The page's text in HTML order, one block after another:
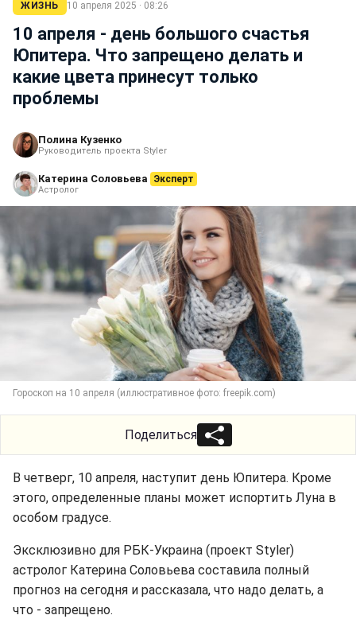
ЖИЗНЬ 10 апреля 2025 · 08:26
10 апреля - день большого счастья
Юпитера. Что запрещено делать и
какие цвета принесут только
проблемы
Полина Кузенко
Руководитель проекта Styler
Катерина Соловьева Эксперт
Астролог
Гороскоп на 10 апреля (иллюстративное фото: freepik.com)
Поделиться
В четверг, 10 апреля, наступит день Юпитера. Кроме
этого, определенные планы может испортить Луна в
особом градусе.
Эксклюзивно для РБК-Украина (проект Styler)
астролог Катерина Соловьева составила полный
прогноз на сегодня и рассказала, что надо делать, а
что - запрещено.